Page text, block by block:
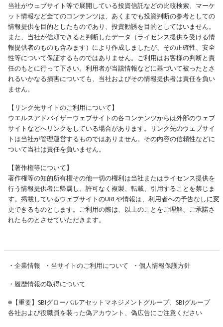
当社がウェブサイト等で展開している投資信託などの比較検索、マーケ
ット情報など全てのコンテンツは、あくまでも投資判断の参考としての
情報提供を目的としたものであり、投資勧誘を目的としてはいません。
また、当社が信頼できると判断したデータ（ライセンス提供を受ける情
報提供者のものも含みます）により作成しましたが、その正確性、安全
性等について保証するものではありません。ご利用はお客様の判断と責
任のもとに行って下さい。利用者が当該情報などに基づいて被ったとさ
れるいかなる損害についても、当社およびその情報提供者は責任を負い
ません。
【リンク先サイトのご利用について】
ウエルスアドバイザーウェブサイトの各コンテンツからは外部のウェブ
サイトなどへリンクをしている場合があります。リンク先のウェブサイ
トは当社が管理運営するものではありません。その内容の信頼性などに
ついて当社は責任を負いません。
【著作権等について】
著作権等の知的所有権その他一切の権利は当社またはライセンス提供を
行う情報提供者に帰属し、許可なく複製、転載、引用することを禁じま
す。掲載しているウェブサイトのURLや情報は、利用者への予告なしに変
更できるものとします。ご利用の際は、以上のことをご理解、ご承諾さ
れたものとさせていただきます。
・ 企業情報 ・ 当サイトのご利用について ・ 個人情報保護方針
・ 履歴情報の取得について
※【重要】SBIグローバルアセットマネジメントグループ、SBIグループ
各社および役職員を装った偽アカウント、偽広告にご注意ください